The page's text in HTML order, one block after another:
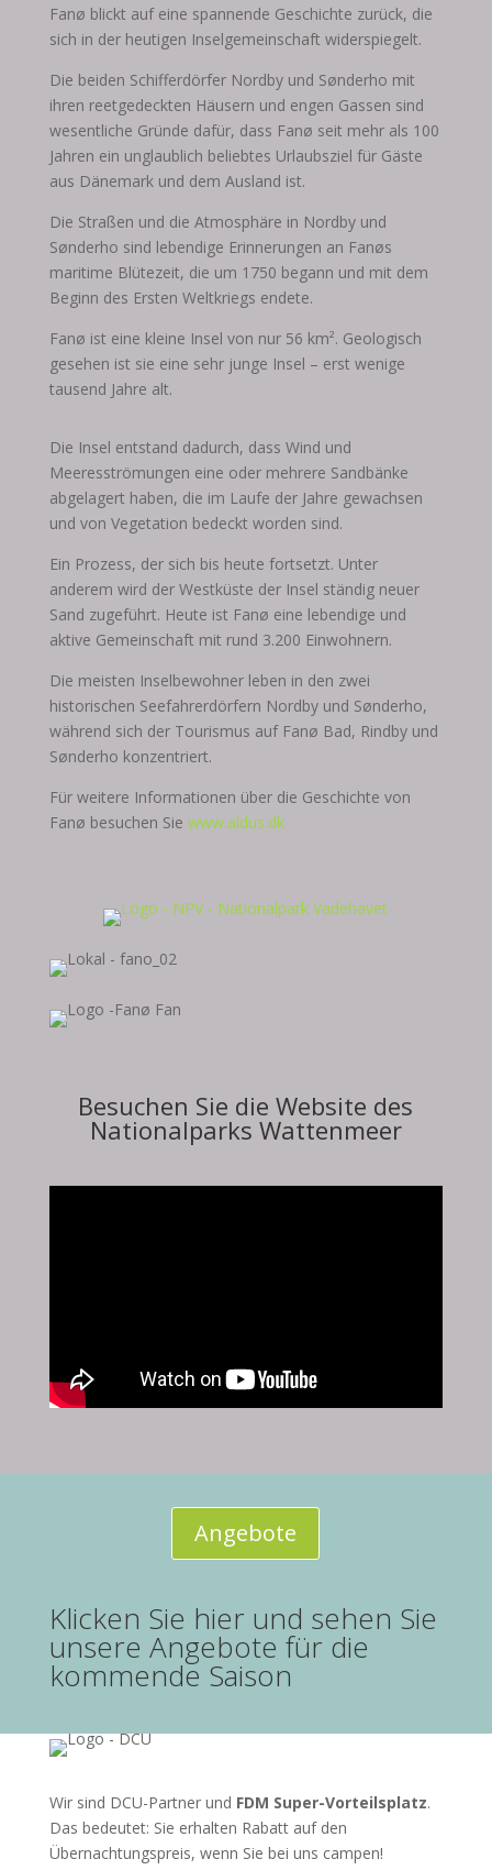
Fanø blickt auf eine spannende Geschichte zurück, die
sich in der heutigen Inselgemeinschaft widerspiegelt.
Die beiden Schifferdörfer Nordby und Sønderho mit
ihren reetgedeckten Häusern und engen Gassen sind
wesentliche Gründe dafür, dass Fanø seit mehr als 100
Jahren ein unglaublich beliebtes Urlaubsziel für Gäste
aus Dänemark und dem Ausland ist.
Die Straßen und die Atmosphäre in Nordby und
Sønderho sind lebendige Erinnerungen an Fanøs
maritime Blütezeit, die um 1750 begann und mit dem
Beginn des Ersten Weltkriegs endete.
Fanø ist eine kleine Insel von nur 56 km². Geologisch
gesehen ist sie eine sehr junge Insel – erst wenige
tausend Jahre alt.
Die Insel entstand dadurch, dass Wind und
Meeresströmungen eine oder mehrere Sandbänke
abgelagert haben, die im Laufe der Jahre gewachsen
und von Vegetation bedeckt worden sind.
Ein Prozess, der sich bis heute fortsetzt. Unter
anderem wird der Westküste der Insel ständig neuer
Sand zugeführt. Heute ist Fanø eine lebendige und
aktive Gemeinschaft mit rund 3.200 Einwohnern.
Die meisten Inselbewohner leben in den zwei
historischen Seefahrerdörfern Nordby und Sønderho,
während sich der Tourismus auf Fanø Bad, Rindby und
Sønderho konzentriert.
Für weitere Informationen über die Geschichte von
Fanø besuchen Sie www.aldus.dk
Besuchen Sie die Website des
Nationalparks Wattenmeer
Angebote
Klicken Sie hier und sehen Sie
unsere Angebote für die
kommende Saison
Wir sind DCU-Partner und FDM Super-Vorteilsplatz.
Das bedeutet: Sie erhalten Rabatt auf den
Übernachtungspreis, wenn Sie bei uns campen!